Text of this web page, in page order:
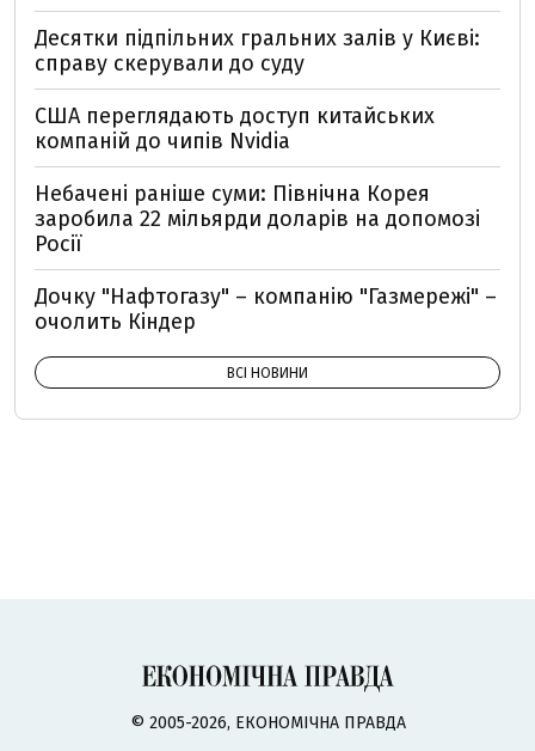
Десятки підпільних гральних залів у Києві:
справу скерували до суду
США переглядають доступ китайських
компаній до чипів Nvidia
Небачені раніше суми: Північна Корея
заробила 22 мільярди доларів на допомозі
Росії
Дочку "Нафтогазу" – компанію "Газмережі" –
очолить Кіндер
ВСІ НОВИНИ
© 2005-2026, ЕКОНОМІЧНА ПРАВДА